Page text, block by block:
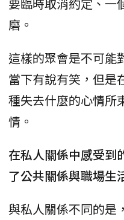
磨。
這樣的聚會是不可能
當下有說有笑，但是
種失去什麼的心情所
情。
在私人關係中感受到
了公共關係與職場生
與私人關係不同的是